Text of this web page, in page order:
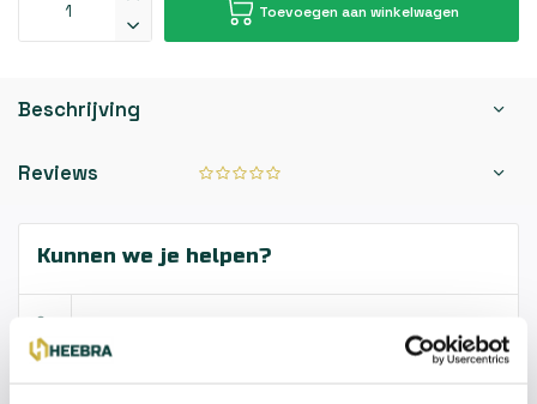
Toevoegen aan winkelwagen
Beschrijving
Reviews
Kunnen we je helpen?